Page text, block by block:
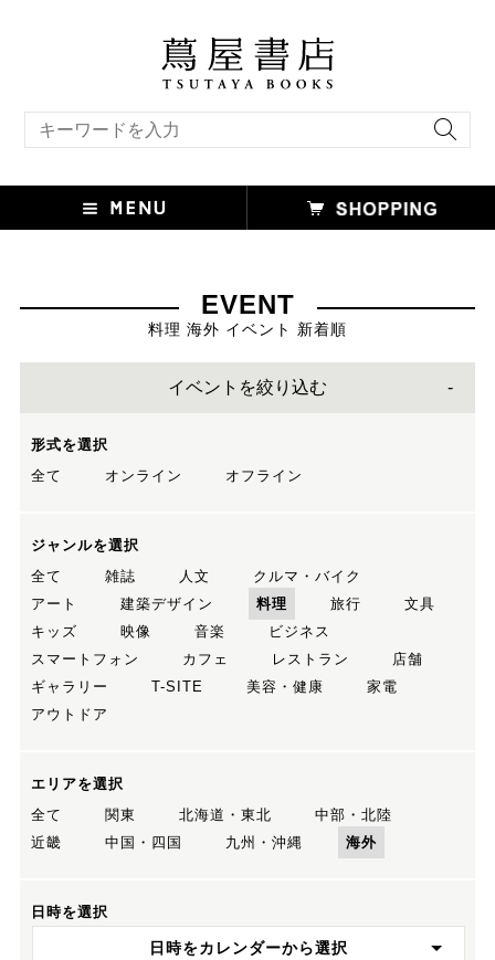
EVENT
料理 海外 イベント 新着順
イベントを絞り込む
形式を選択
全て
オンライン オフライン
ジャンルを選択
全て
雑誌 人文
クルマ・バイク
アート
建築デザイン 料理 旅行
文具
キッズ
映像 音楽
ビジネス
スマートフォン
カフェ レストラン
店舗
ギャラリー
T-SITE 美容・健康
家電
アウトドア
エリアを選択
全て
関東 北海道・東北
中部・北陸
近畿
中国・四国 九州・沖縄 海外
日時を選択
日時をカレンダーから選択